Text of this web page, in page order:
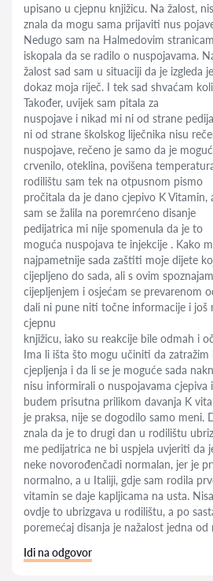
upisano u cjepnu knjižicu. Na žalost,
znala da mogu sama prijaviti nus
Nedugo sam na Halmedovim
iskopala da se radilo o nuspojavama.
žalost sad sam u situaciji da je izgleda
dokaz moja riječ. I tek sad shvaćam
Također, uvijek sam pitala za
nuspojave i nikad mi ni od strane
ni od strane školskog liječnika nisu
nuspojave, rečeno je samo da je
crvenilo, oteklina, povišena
rodilištu sam tek na otpusnom pismo
pročitala da je dano cjepivo K Vitamin,
sam se žalila na poremrćeno disanje
pedijatrica mi nije spomenula da je to
moguća nuspojava te injekcije . Kako
najpametnije sada zaštiti moje dijete
cijepljeno do sada, ali s ovim
cijepljenjem i osjećam se prevarenom
dali ni pune niti točne informacije i još
cjepnu
knjižicu, iako su reakcije bile odmah i
Ima li išta što mogu učiniti da zatražim
cjepljenja i da li se je moguće sada
nisu informirali o nuspojavama cjepiva
budem prisutna prilikom davanja K
je praksa, nije se dogodilo samo meni.
znala da je to drugi dan u rodilištu
me pedijatrica ne bi uspjela uvjeriti da
neke novorođenčadi normalan, jer je
normalno, a u Italiji, gdje sam rodila
vitamin se daje kapljicama na usta.
ovdje to ubrizgava u rodilištu, a po
poremećaj disanja je nažalost jedna od
Idi na odgovor